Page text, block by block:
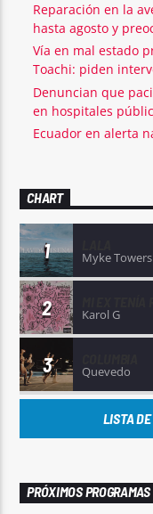
Reparación en la
hasta agosto y
Vía en mal estado
Toachi: piden
Denuncian que
en hospitales
Ecuador en alerta
CHART
1 Myke Towers
2 Karol G
3 Quevedo
LISTA DE
PRÓXIMOS PROGRAMAS